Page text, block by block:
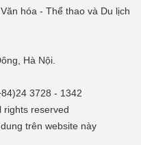
hóa - Thể thao và Du lịch
Hà Nội.
3728 - 1342
rights reserved
trên website này